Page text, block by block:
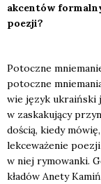
akcen­tów
poezji?
Potocz­ne
potocz­ne
wie język ukra­iń­ski
w zaska­ku­ją­cy
do­ścią, kie­dy mówię,
lek­ce­wa­że­nie
w niej rymo­wan­ki.
kła­dów Ane­ty